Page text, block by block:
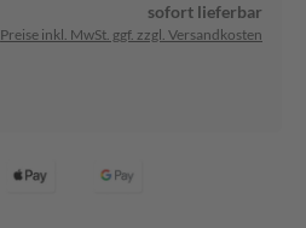
sofort lieferbar
Preise inkl. MwSt. ggf. zzgl. Versandkosten